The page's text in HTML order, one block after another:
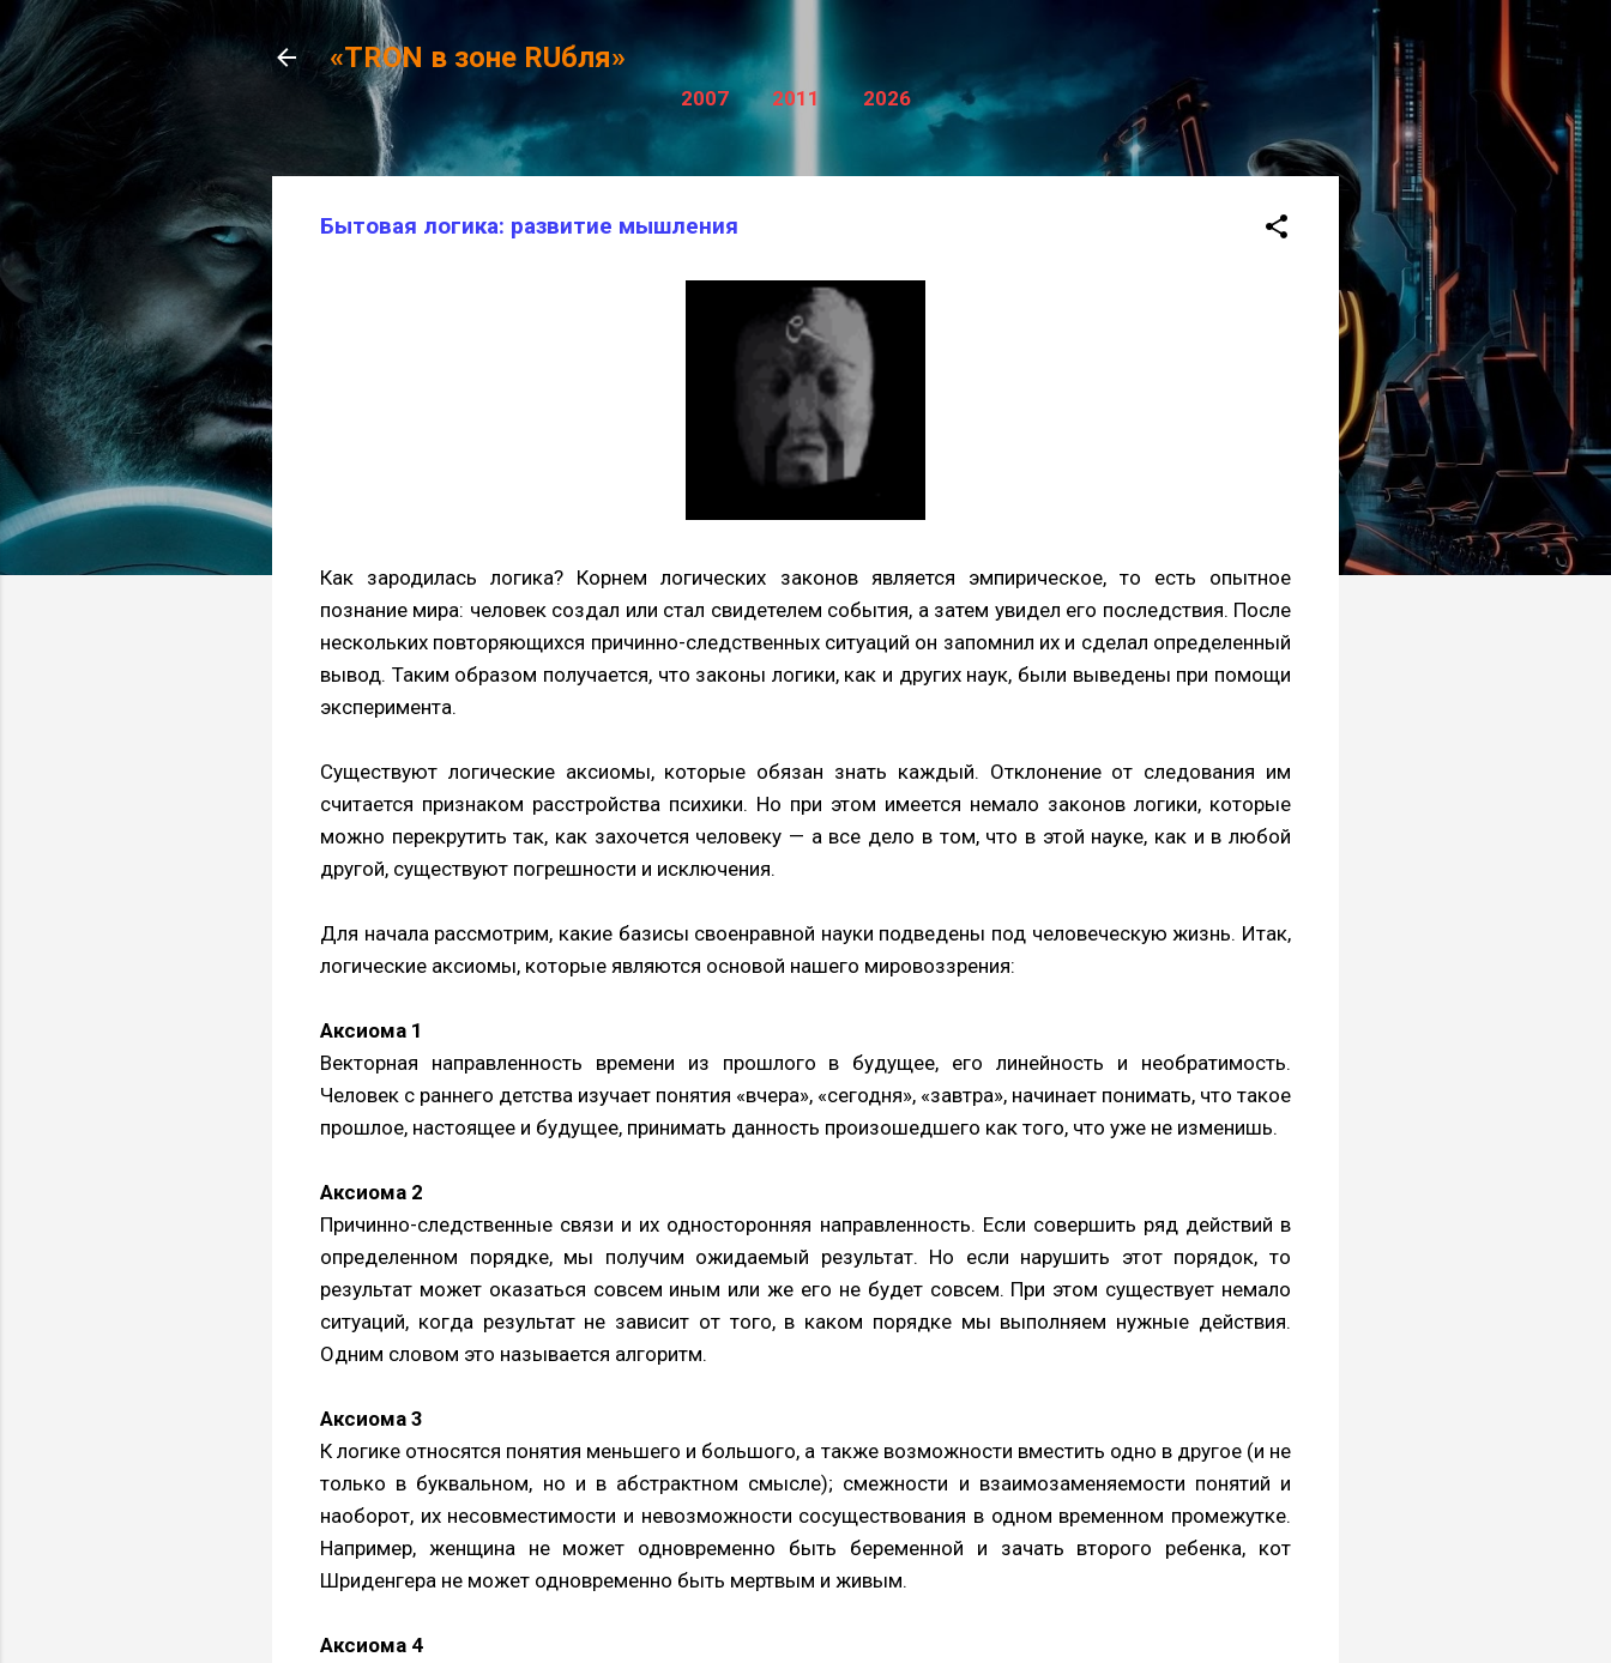
«TRON в зоне RUбля»
2007 2011 2026
Бытовая логика: развитие мышления
Как зародилась логика? Корнем логических законов является эмпирическое, то есть опытное
познание мира: человек создал или стал свидетелем события, а затем увидел его последствия. После
нескольких повторяющихся причинно-следственных ситуаций он запомнил их и сделал определенный
вывод. Таким образом получается, что законы логики, как и других наук, были выведены при помощи
эксперимента.
Существуют логические аксиомы, которые обязан знать каждый. Отклонение от следования им
считается признаком расстройства психики. Но при этом имеется немало законов логики, которые
можно перекрутить так, как захочется человеку — а все дело в том, что в этой науке, как и в любой
другой, существуют погрешности и исключения.
Для начала рассмотрим, какие базисы своенравной науки подведены под человеческую жизнь. Итак,
логические аксиомы, которые являются основой нашего мировоззрения:
Аксиома 1
Векторная направленность времени из прошлого в будущее, его линейность и необратимость.
Человек с раннего детства изучает понятия «вчера», «сегодня», «завтра», начинает понимать, что такое
прошлое, настоящее и будущее, принимать данность произошедшего как того, что уже не изменишь.
Аксиома 2
Причинно-следственные связи и их односторонняя направленность. Если совершить ряд действий в
определенном порядке, мы получим ожидаемый результат. Но если нарушить этот порядок, то
результат может оказаться совсем иным или же его не будет совсем. При этом существует немало
ситуаций, когда результат не зависит от того, в каком порядке мы выполняем нужные действия.
Одним словом это называется алгоритм.
Аксиома 3
К логике относятся понятия меньшего и большого, а также возможности вместить одно в другое (и не
только в буквальном, но и в абстрактном смысле); смежности и взаимозаменяемости понятий и
наоборот, их несовместимости и невозможности сосуществования в одном временном промежутке.
Например, женщина не может одновременно быть беременной и зачать второго ребенка, кот
Шриденгера не может одновременно быть мертвым и живым.
Аксиома 4